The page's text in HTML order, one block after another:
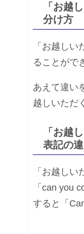
「お越
分け方
「お越し
ることがで
あえて違い
越しいただ
「お越
表記の
「お越し
「can you
すると「